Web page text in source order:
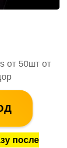
от 50шт от
после